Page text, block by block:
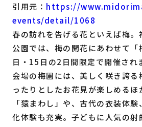
引用元： https://
events/detail/1068
春の訪れを告げる花といえば梅
公園では、梅の開花にあわせて
日・15日の2日間限定で開催され
会場の梅園には、美しく咲き誇る
ったりとしたお花見が楽しめるほ
「猿まわし」や、古代の衣装体
化体験も充実。子どもに人気の射